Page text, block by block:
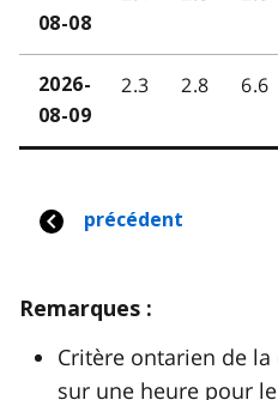
Remarques :
Critère ontarien de
sur une heure pour